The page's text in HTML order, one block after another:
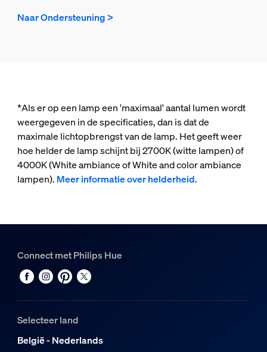
Naar Ondersteuning >
*Als er op een lamp een 'maximaal' aantal lumen wordt
weergegeven in de specificaties, dan is dat de
maximale lichtopbrengst van de lamp. Het geeft weer
hoe helder de lamp schijnt bij 2700K (witte lampen) of
4000K (White ambiance of White and color ambiance
lampen). Meer informatie over helderheid.
Connect met Philips Hue
Selecteer land
België - Nederlands